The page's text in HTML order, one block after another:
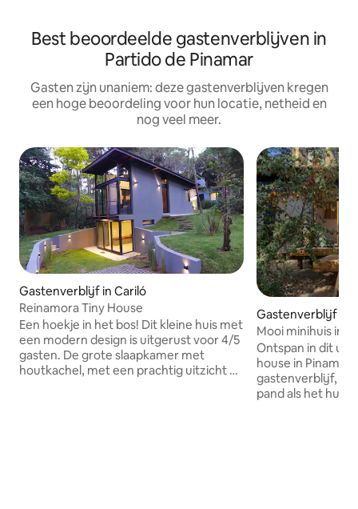
Best beoordeelde gastenverblijven in
Partido de Pinamar
Gasten zijn unaniem: deze gastenverblijven kregen
een hoge beoordeling voor hun locatie, netheid en
nog veel meer.
Gastenverblijf in Cariló
Reinamora Tiny House
Een hoekje in het bos! Dit kleine huis met
een modern design is uitgerust voor 4/5
gasten. De grote slaapkamer met
houtkachel, met een prachtig uitzicht op
Gastenverblijf in
Mooi minihuis in
pijnbomen
Ontspan in dit unieke en rustige tiny
house in Pinamar Norte ; het is een
gastenverblijf,
pand als het